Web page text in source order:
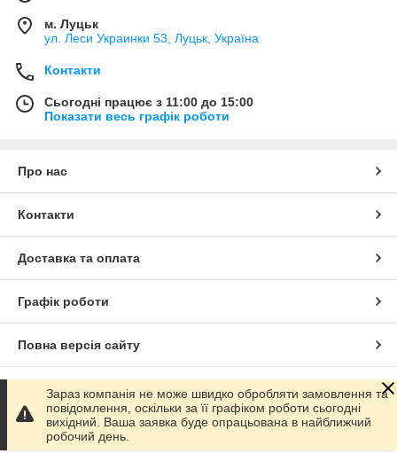
м. Луцьк
ул. Леси Украинки 53, Луцьк, Україна
Контакти
Сьогодні працює з 11:00 до 15:00
Показати весь графік роботи
Про нас
Контакти
Доставка та оплата
Графік роботи
Повна версія сайту
Сайт створено на маркетплейсі Prom.ua
Політика конфіденційності
Зараз компанія не може швидко обробляти замовлення та
повідомлення, оскільки за її графіком роботи сьогодні
вихідний. Ваша заявка буде опрацьована в найближчий
робочий день.